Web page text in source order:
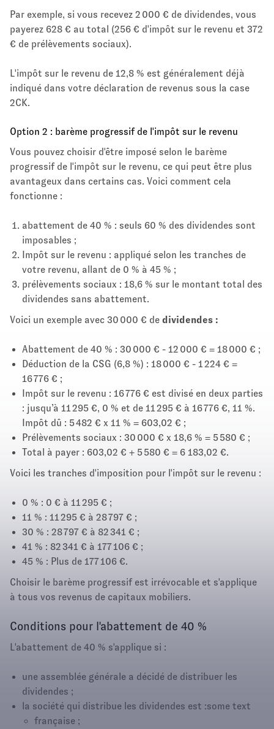
Par exemple, si vous recevez 2 000 € de dividendes, vous
payerez 628 € au total (256 € d'impôt sur le revenu et 372
€ de prélèvements sociaux).
L'impôt sur le revenu de 12,8 % est généralement déjà
indiqué dans votre déclaration de revenus sous la case
2CK.
Option 2 : barème progressif de l'impôt sur le revenu
Vous pouvez choisir d'être imposé selon le barème
progressif de l'impôt sur le revenu, ce qui peut être plus
avantageux dans certains cas. Voici comment cela
fonctionne :
abattement de 40 % : seuls 60 % des dividendes sont
imposables ;
Impôt sur le revenu : appliqué selon les tranches de
votre revenu, allant de 0 % à 45 % ;
prélèvements sociaux : 18,6 % sur le montant total des
dividendes sans abattement.
Voici un exemple avec 30 000 € de dividendes :
Abattement de 40 % : 30 000 € - 12 000 € = 18 000 € ;
Déduction de la CSG (6,8 %) : 18 000 € - 1 224 € =
16 776 € ;
Impôt sur le revenu : 16 776 € est divisé en deux parties
: jusqu’à 11 295 €, 0 % et de 11 295 € à 16 776 €, 11 %.
Impôt dû : 5 482 € x 11 % = 603,02 € ;
Prélèvements sociaux : 30 000 € x 18,6 % = 5 580 € ;
Total à payer : 603,02 € + 5 580 € = 6 183,02 €.
Voici les tranches d'imposition pour l'impôt sur le revenu :
0 % : 0 € à 11 295 € ;
11 % : 11 295 € à 28 797 € ;
30 % : 28 797 € à 82 341 € ;
41 % : 82 341 € à 177 106 € ;
45 % : Plus de 177 106 €.
Choisir le barème progressif est irrévocable et s'applique
à tous vos revenus de capitaux mobiliers.
Conditions pour l'abattement de 40 %
L'abattement de 40 % s'applique si :
une assemblée générale a décidé de distribuer les
dividendes ;
la société qui distribue les dividendes est :some text
française ;